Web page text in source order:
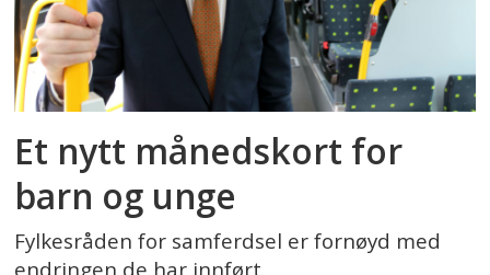
Et nytt månedskort for
barn og unge
Fylkesråden for samferdsel er fornøyd med